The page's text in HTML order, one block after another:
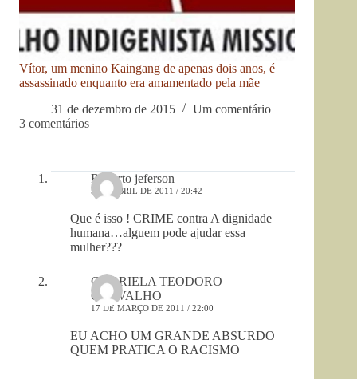
Vítor, um menino Kaingang de apenas dois anos, é
assassinado enquanto era amamentado pela mãe
31 de dezembro de 2015
Um comentário
3 comentários
Roberto jeferson
5 DE ABRIL DE 2011 / 20:42
Que é isso ! CRIME contra A dignidade
humana…alguem pode ajudar essa
mulher???
GABRIELA TEODORO
CARVALHO
17 DE MARÇO DE 2011 / 22:00
EU ACHO UM GRANDE ABSURDO
QUEM PRATICA O RACISMO